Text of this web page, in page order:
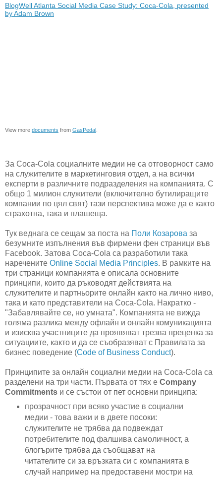
BlogWell Atlanta Social Media Case Study: Coca-Cola, presented
by Adam Brown
View more documents from GasPedal
За Coca-Cola социалните медии не са отговорност само
на служителите в маркетинговия отдел, а на всички
експерти в различните подразделения на компанията. С
общо 1 милион служители (включително бутилиращите
компании по цял свят) тази перспектива може да е както
страхотна, така и плашеща.
Тук веднага се сещам за поста на Поли Козарова за
безумните изпълнения във фирмени фен страници във
Facebook. Затова Coca-Cola са разработили така
наречените Online Social Media Principles. В рамките на
три страници компанията е описала основните
принципи, които да ръководят действията на
служителите и партньорите онлайн както на лично ниво,
така и като представители на Coca-Cola. Накратко -
"Забавлявайте се, но умната". Компанията не вижда
голяма разлика между офлайн и онлайн комуникацията
и изисква участниците да проявяват трезва преценка за
ситуациите, както и да се съобразяват с Правилата за
бизнес поведение (Code of Business Conduct).
Принципите за онлайн социални медии на Coca-Cola са
разделени на три части. Първата от тях е Company
Commitments и се състои от пет основни принципа:
прозрачност при всяко участие в социални
медии - това важи и в двете посоки:
служителите не трябва да подвеждат
потребителите под фалшива самоличност, а
блогърите трябва да съобщават на
читателите си за връзката си с компанията в
случай например на предоставени мостри на